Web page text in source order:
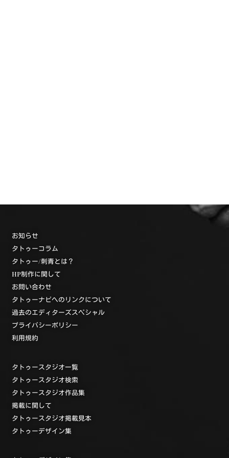
お知らせ
タトゥーコラム
タトゥー/刺青とは？
HP制作に関して
お問い合わせ
タトゥーナビへのリンクについて
過去のエディターズスペシャル
プライバシーポリシー
利用規約
タトゥースタジオ一覧
タトゥースタジオ検索
タトゥースタジオ作品集
掲載に関して
タトゥースタジオ掲載見本
タトゥーデザイン集